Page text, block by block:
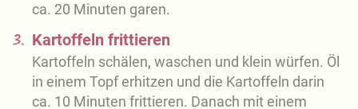
ca. 20 Minuten garen.
3. Kartoffeln frittieren
Kartoffeln schälen, waschen und klein würfen. Öl
in einem Topf erhitzen und die Kartoffeln darin
ca. 10 Minuten frittieren. Danach mit einem